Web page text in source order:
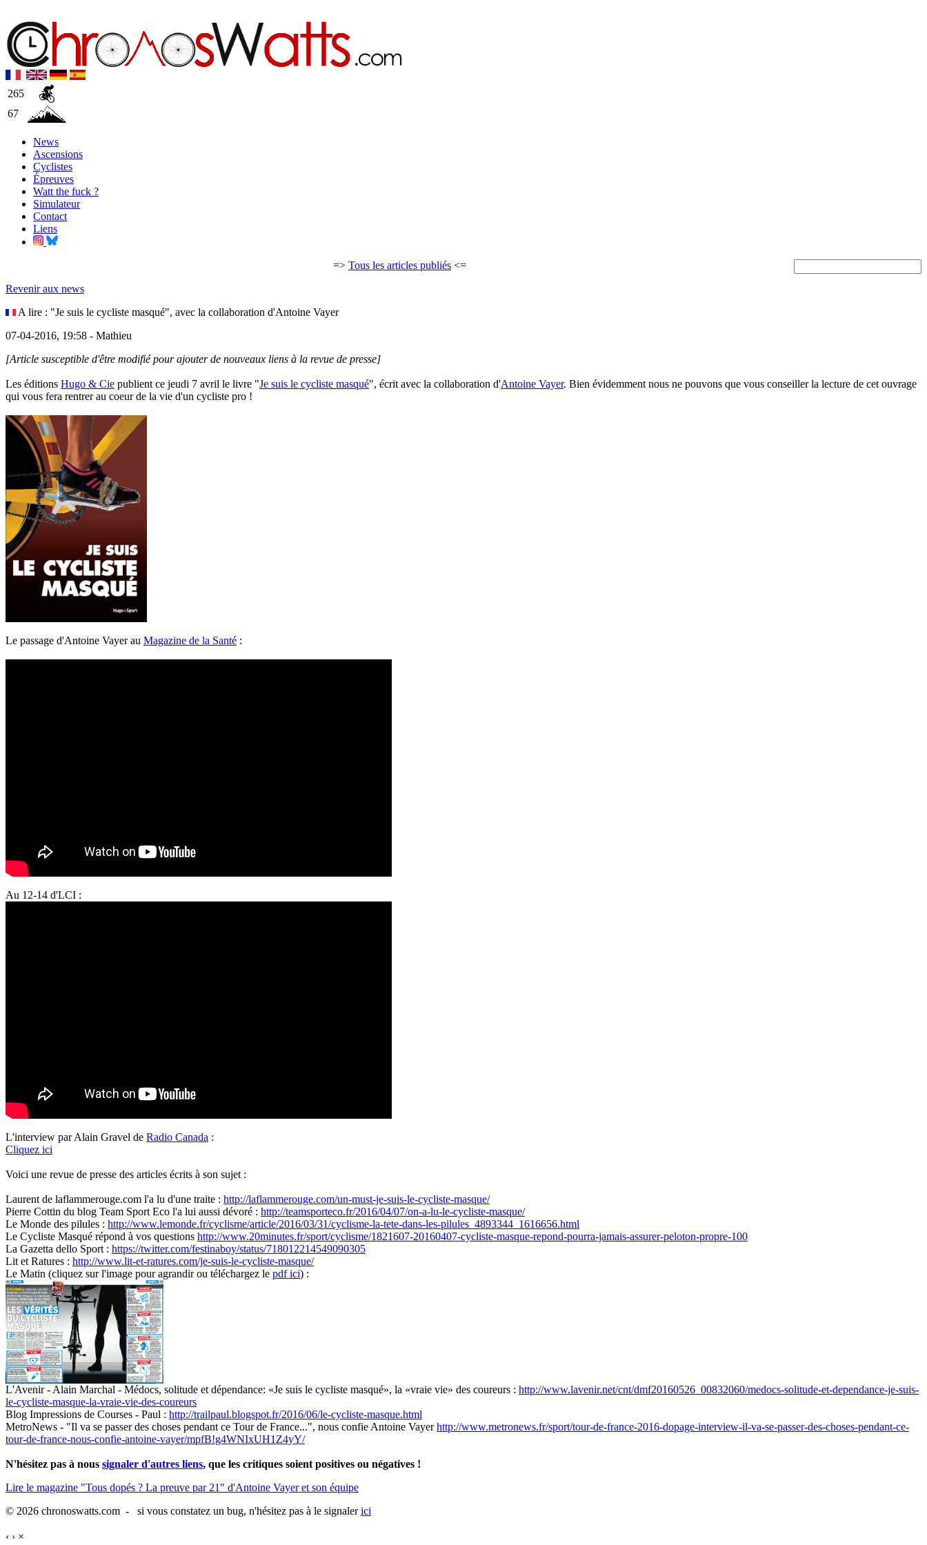
265
67
News
Ascensions
Cyclistes
Épreuves
Watt the fuck ?
Simulateur
Contact
Liens
=> Tous les articles publiés <=
Revenir aux news
A lire : "Je suis le cycliste masqué", avec la collaboration d'Antoine Vayer
07-04-2016, 19:58 - Mathieu
[Article susceptible d'être modifié pour ajouter de nouveaux liens à la revue de presse]
Les éditions Hugo & Cie publient ce jeudi 7 avril le livre "Je suis le cycliste masqué", écrit avec la collaboration d'Antoine Vayer. Bien évidemment nous ne pouvons que vous conseiller la lecture de cet ouvrage
qui vous fera rentrer au coeur de la vie d'un cycliste pro !
Le passage d'Antoine Vayer au Magazine de la Santé :
Au 12-14 d'LCI :
L'interview par Alain Gravel de Radio Canada :
Cliquez ici
Voici une revue de presse des articles écrits à son sujet :
Laurent de laflammerouge.com l'a lu d'une traite : http://laflammerouge.com/un-must-je-suis-le-cycliste-masque/
Pierre Cottin du blog Team Sport Eco l'a lui aussi dévoré : http://teamsporteco.fr/2016/04/07/on-a-lu-le-cycliste-masque/
Le Monde des pilules : http://www.lemonde.fr/cyclisme/article/2016/03/31/cyclisme-la-tete-dans-les-pilules_4893344_1616656.html
Le Cycliste Masqué répond à vos questions http://www.20minutes.fr/sport/cyclisme/1821607-20160407-cycliste-masque-repond-pourra-jamais-assurer-peloton-propre-100
La Gazetta dello Sport : https://twitter.com/festinaboy/status/718012214549090305
Lit et Ratures : http://www.lit-et-ratures.com/je-suis-le-cycliste-masque/
Le Matin (cliquez sur l'image pour agrandir ou téléchargez le pdf ici) :
L'Avenir - Alain Marchal - Médocs, solitude et dépendance: «Je suis le cycliste masqué», la «vraie vie» des coureurs : http://www.lavenir.net/cnt/dmf20160526_00832060/medocs-solitude-et-dependance-je-suis-
le-cycliste-masque-la-vraie-vie-des-coureurs
Blog Impressions de Courses - Paul : http://trailpaul.blogspot.fr/2016/06/le-cycliste-masque.html
MetroNews - "Il va se passer des choses pendant ce Tour de France...", nous confie Antoine Vayerhttp://www.metronews.fr/sport/tour-de-france-2016-dopage-interview-il-va-se-passer-des-choses-pendant-ce-
tour-de-france-nous-confie-antoine-vayer/mpfB!g4WNIxUH1Z4yY/
N'hésitez pas à nous signaler d'autres liens, que les critiques soient positives ou négatives !
Lire le magazine "Tous dopés ? La preuve par 21" d'Antoine Vayer et son équipe
© 2026 chronoswatts.com - si vous constatez un bug, n'hésitez pas à le signalerici
‹ › ×